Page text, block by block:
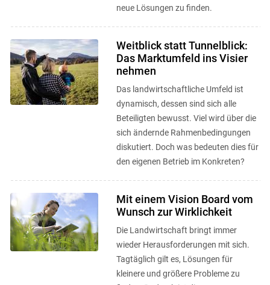
neue Lösungen zu finden.
Weitblick statt Tunnelblick:
Das Marktumfeld ins Visier
nehmen
Das landwirtschaftliche Umfeld ist
dynamisch, dessen sind sich alle
Beteiligten bewusst. Viel wird über die
sich ändernde Rahmenbedingungen
diskutiert. Doch was bedeuten dies für
den eigenen Betrieb im Konkreten?
Mit einem Vision Board vom
Wunsch zur Wirklichkeit
Die Landwirtschaft bringt immer
wieder Herausforderungen mit sich.
Tagtäglich gilt es, Lösungen für
kleinere und größere Probleme zu